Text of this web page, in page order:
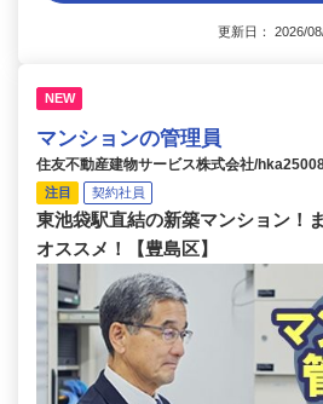
更新日： 2026/
NEW
マンションの管理員
住友不動産建物サービス株式会社/
注目 契約社員
東池袋駅直結の新築マンション！
オススメ！【豊島区】